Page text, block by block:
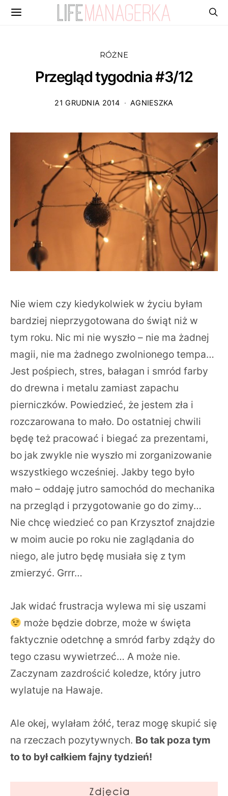
RÓŻNE
Przegląd tygodnia #3/12
21 GRUDNIA 2014 AGNIESZKA
Nie wiem czy kiedykolwiek w życiu byłam
bardziej nieprzygotowana do świąt niż w
tym roku. Nic mi nie wyszło – nie ma żadnej
magii, nie ma żadnego zwolnionego tempa…
Jest pośpiech, stres, bałagan i smród farby
do drewna i metalu zamiast zapachu
pierniczków. Powiedzieć, że jestem zła i
rozczarowana to mało. Do ostatniej chwili
będę też pracować i biegać za prezentami,
bo jak zwykle nie wyszło mi zorganizowanie
wszystkiego wcześniej. Jakby tego było
mało – oddaję jutro samochód do mechanika
na przegląd i przygotowanie go do zimy…
Nie chcę wiedzieć co pan Krzysztof znajdzie
w moim aucie po roku nie zaglądania do
niego, ale jutro będę musiała się z tym
zmierzyć. Grrr…
Jak widać frustracja wylewa mi się uszami
może będzie dobrze, może w święta
faktycznie odetchnę a smród farby zdąży do
tego czasu wywietrzeć… A może nie.
Zaczynam zazdrościć koledze, który jutro
wylatuje na Hawaje.
Ale okej, wylałam żółć, teraz mogę skupić się
na rzeczach pozytywnych. Bo tak poza tym
to to był całkiem fajny tydzień!